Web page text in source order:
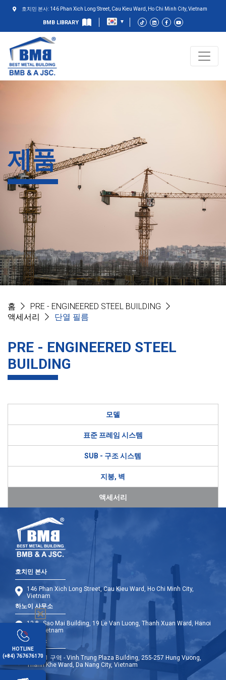
호치민 본사: 146 Phan Xich Long Street, Cau Kieu Ward, Ho Chi Minh City, Vietnam
BMB LIBRARY
제품
홈
PRE - ENGINEERED STEEL BUILDING
액세서리
단열 필름
PRE - ENGINEERED STEEL
BUILDING
모델
표준 프레임 시스템
SUB - 구조 시스템
지붕, 벽
액세서리
호치민 본사
146 Phan Xich Long Street, Cau Kieu Ward, Ho Chi Minh City,
Vietnam
하노이 사무소
12층, Sao Mai Building, 19 Le Van Luong, Thanh Xuan Ward, Hanoi
City, Vietnam
다낭 사무소
9층 - A1 구역 - Vinh Trung Plaza Building, 255-257 Hung Vuong,
Thanh Khe Ward, Da Nang City, Vietnam
HOTLINE
(+84) 767676170